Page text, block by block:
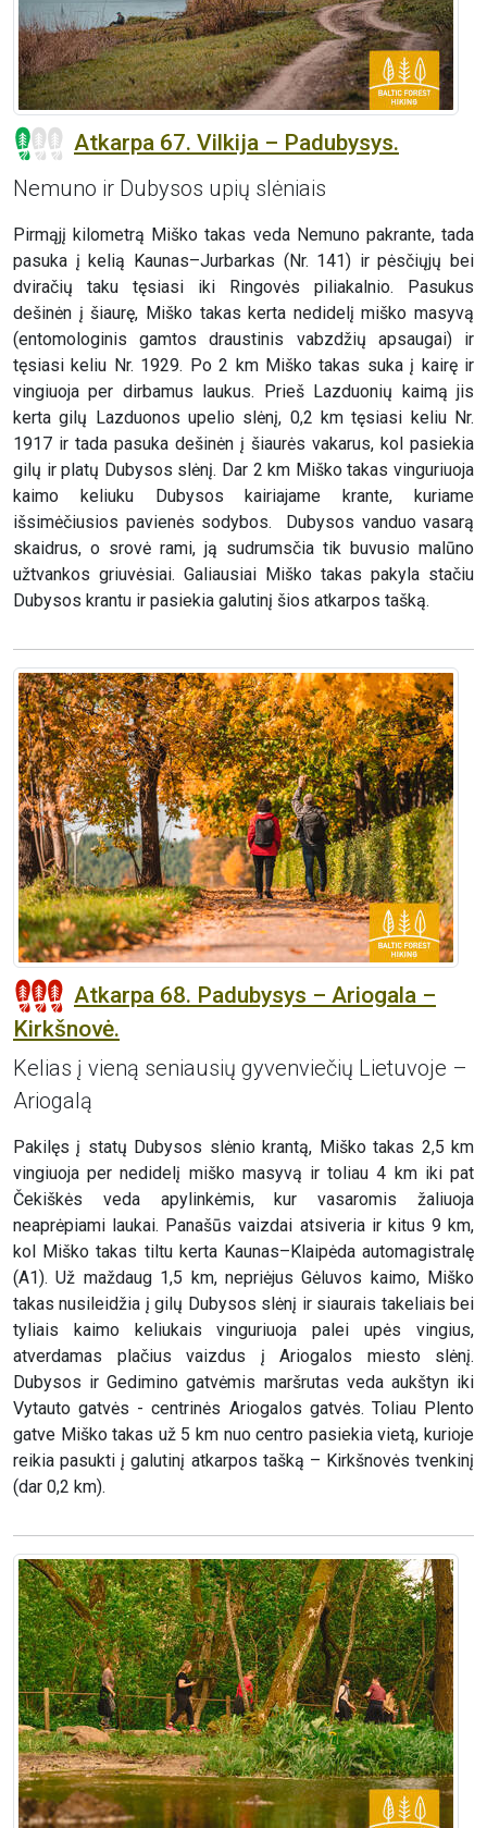
Atkarpa 67. Vilkija – Padubysys.
Nemuno ir Dubysos upių slėniais
Pirmąjį kilometrą Miško takas veda Nemuno pakrante, tada
pasuka į kelią Kaunas–Jurbarkas (Nr. 141) ir pėsčiųjų bei
dviračių taku tęsiasi iki Ringovės piliakalnio. Pasukus
dešinėn į šiaurę, Miško takas kerta nedidelį miško masyvą
(entomologinis gamtos draustinis vabzdžių apsaugai) ir
tęsiasi keliu Nr. 1929. Po 2 km Miško takas suka į kairę ir
vingiuoja per dirbamus laukus. Prieš Lazduonių kaimą jis
kerta gilų Lazduonos upelio slėnį, 0,2 km tęsiasi keliu Nr.
1917 ir tada pasuka dešinėn į šiaurės vakarus, kol pasiekia
gilų ir platų Dubysos slėnį. Dar 2 km Miško takas vinguriuoja
kaimo keliuku Dubysos kairiajame krante, kuriame
išsimėčiusios pavienės sodybos. Dubysos vanduo vasarą
skaidrus, o srovė rami, ją sudrumsčia tik buvusio malūno
užtvankos griuvėsiai. Galiausiai Miško takas pakyla stačiu
Dubysos krantu ir pasiekia galutinį šios atkarpos tašką.
Atkarpa 68. Padubysys – Ariogala –
Kirkšnovė.
Kelias į vieną seniausių gyvenviečių Lietuvoje –
Ariogalą
Pakilęs į statų Dubysos slėnio krantą, Miško takas 2,5 km
vingiuoja per nedidelį miško masyvą ir toliau 4 km iki pat
Čekiškės veda apylinkėmis, kur vasaromis žaliuoja
neaprėpiami laukai. Panašūs vaizdai atsiveria ir kitus 9 km,
kol Miško takas tiltu kerta Kaunas–Klaipėda automagistralę
(A1). Už maždaug 1,5 km, nepriėjus Gėluvos kaimo, Miško
takas nusileidžia į gilų Dubysos slėnį ir siaurais takeliais bei
tyliais kaimo keliukais vinguriuoja palei upės vingius,
atverdamas plačius vaizdus į Ariogalos miesto slėnį.
Dubysos ir Gedimino gatvėmis maršrutas veda aukštyn iki
Vytauto gatvės - centrinės Ariogalos gatvės. Toliau Plento
gatve Miško takas už 5 km nuo centro pasiekia vietą, kurioje
reikia pasukti į galutinį atkarpos tašką – Kirkšnovės tvenkinį
(dar 0,2 km).